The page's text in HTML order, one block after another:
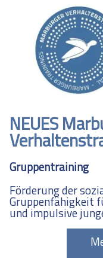
NEUES
Gruppentraining
Förderung der
Gruppenfähigkeit
und impulsive